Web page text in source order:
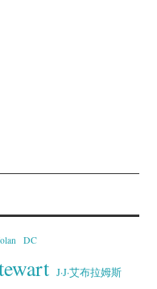
DC
J·J·艾布拉姆斯